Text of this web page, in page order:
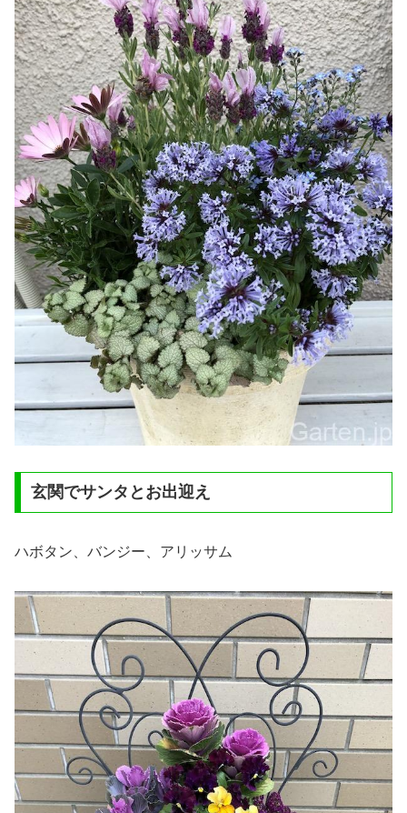
玄関でサンタとお出迎え
ハボタン、バンジー、アリッサム